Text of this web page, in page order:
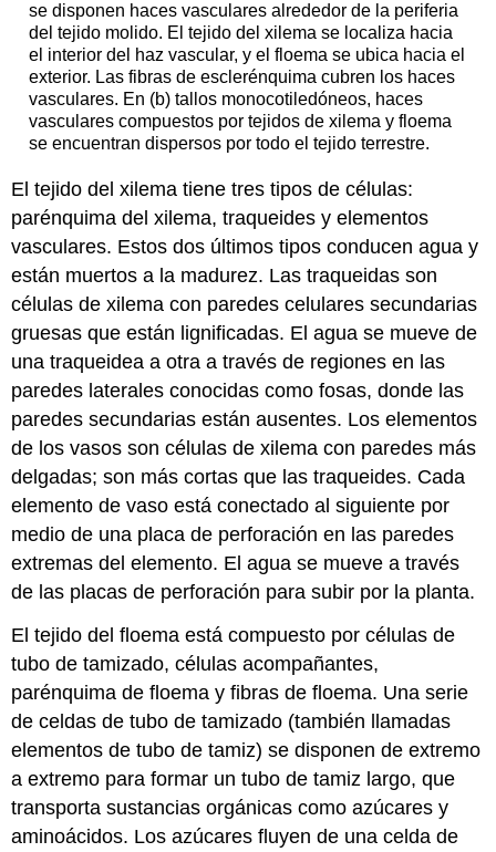
se disponen haces vasculares alrededor de la periferia
del tejido molido. El tejido del xilema se localiza hacia
el interior del haz vascular, y el floema se ubica hacia el
exterior. Las fibras de esclerénquima cubren los haces
vasculares. En (b) tallos monocotiledóneos, haces
vasculares compuestos por tejidos de xilema y floema
se encuentran dispersos por todo el tejido terrestre.
El tejido del xilema tiene tres tipos de células:
parénquima del xilema, traqueides y elementos
vasculares. Estos dos últimos tipos conducen agua y
están muertos a la madurez. Lastraqueidas son
células de xilema con paredes celulares secundarias
gruesas que están lignificadas. El agua se mueve de
una traqueidea a otra a través de regiones en las
paredes laterales conocidas como fosas, donde las
paredes secundarias están ausentes. Loselementos
de los vasos son células de xilema con paredes más
delgadas; son más cortas que las traqueides. Cada
elemento de vaso está conectado al siguiente por
medio de una placa de perforación en las paredes
extremas del elemento. El agua se mueve a través
de las placas de perforación para subir por la planta.
El tejido del floema está compuesto por células de
tubo de tamizado, células acompañantes,
parénquima de floema y fibras de floema. Una serie
deceldas de tubo de tamizado (también llamadas
elementos de tubo de tamiz) se disponen de extremo
a extremo para formar un tubo de tamiz largo, que
transporta sustancias orgánicas como azúcares y
aminoácidos. Los azúcares fluyen de una celda de